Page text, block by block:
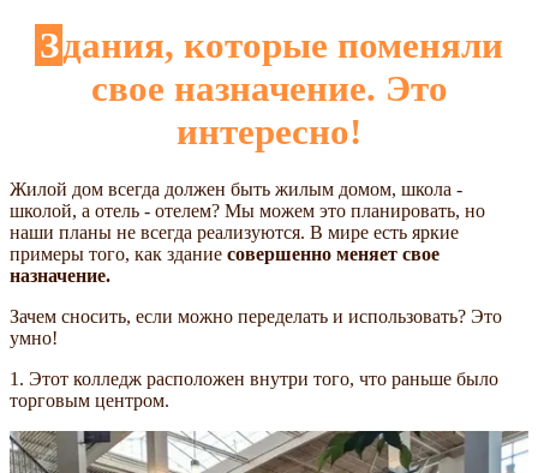
Здания, которые поменяли
свое назначение. Это
интересно!
Жилой дом всегда должен быть жилым домом, школа -
школой, а отель - отелем? Мы можем это планировать, но
наши планы не всегда реализуются. В мире есть яркие
примеры того, как здание совершенно меняет свое
назначение.
Зачем сносить, если можно переделать и использовать? Это
умно!
1. Этот колледж расположен внутри того, что раньше было
торговым центром.